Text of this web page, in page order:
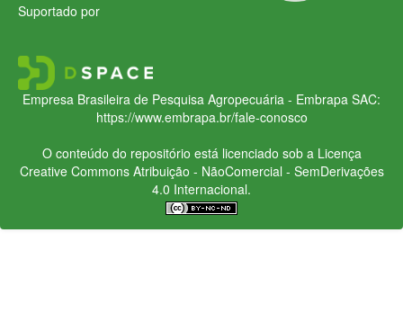
Suportado por
Empresa Brasileira de Pesquisa Agropecuária - Embrapa SAC:
https://www.embrapa.br/fale-conosco
O conteúdo do repositório está licenciado sob a Licença
Creative CommonsAtribuição - NãoComercial - SemDerivações
4.0 Internacional.